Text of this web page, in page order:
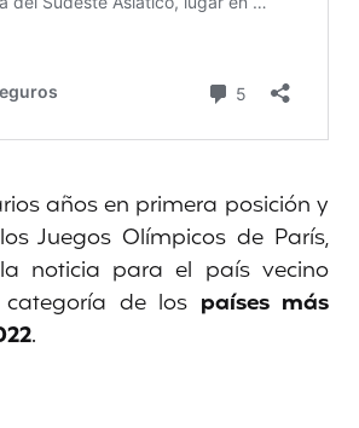
años en primera posición y
Juegos Olímpicos de París,
noticia para el país vecino
de los países más
.